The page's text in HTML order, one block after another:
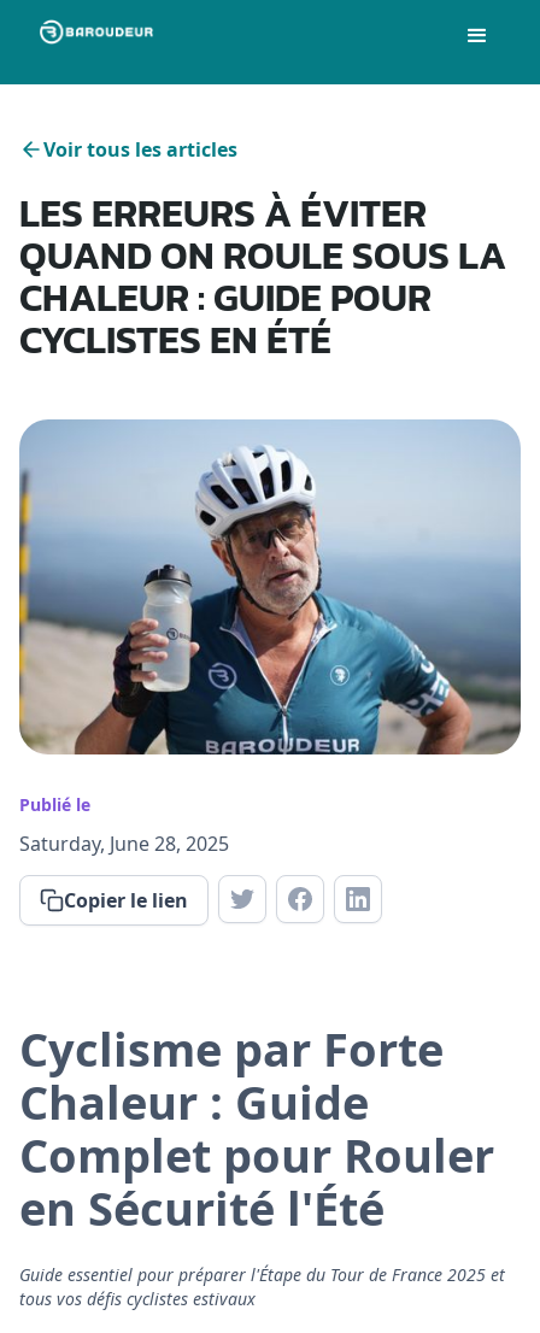
Voir tous les articles
LES ERREURS À ÉVITER
QUAND ON ROULE SOUS LA
CHALEUR : GUIDE POUR
CYCLISTES EN ÉTÉ
Publié le
Saturday, June 28, 2025
Copier le lien
Cyclisme par Forte
Chaleur : Guide
Complet pour Rouler
en Sécurité l'Été
Guide essentiel pour préparer l'Étape du Tour de France 2025 et
tous vos défis cyclistes estivaux